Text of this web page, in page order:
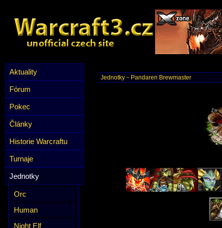
Aktuality
Fórum
Pokec
Články
Historie Warcraftu
Turnaje
Jednotky
Orc
Human
Night Elf
Jednotky ~ Pandaren Brewmaster